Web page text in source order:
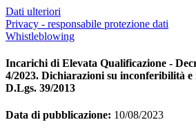
Dati ulteriori
Privacy - responsabile protezione dati
Whistleblowing
Incarichi di Elevata Qualificazione -
4/2023. Dichiarazioni su inconferibilità
D.Lgs. 39/2013
Data di pubblicazione: 10/08/2023